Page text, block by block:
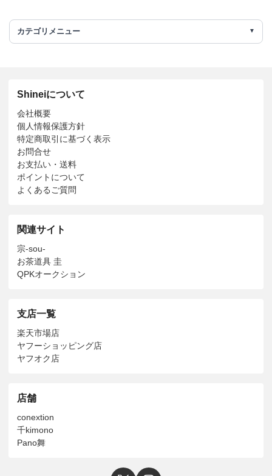
カテゴリメニュー
Shineiについて
会社概要
個人情報保護方針
特定商取引に基づく表示
お問合せ
お支払い・送料
ポイントについて
よくあるご質問
関連サイト
宗-sou-
お茶道具 圭
QPKオークション
支店一覧
楽天市場店
ヤフーショッピング店
ヤフオク店
店舗
conextion
千kimono
Pano舞